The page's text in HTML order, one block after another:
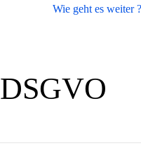
Wie geht es weiter ?
DSGVO